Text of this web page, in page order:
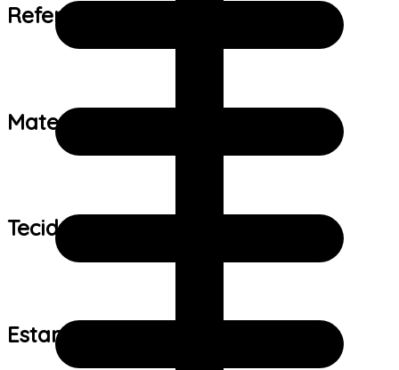
Referência de tamanho:
Material:
Tecido:
Estampa: